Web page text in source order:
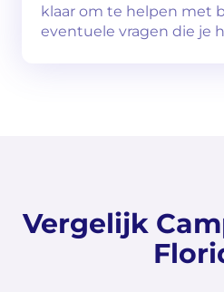
klaar om te helpen met
eventuele vragen die je
Vergelijk